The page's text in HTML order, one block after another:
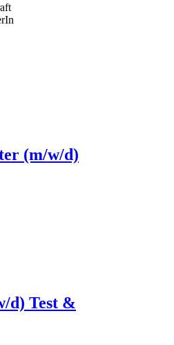
(m/w/d)
d) Test &